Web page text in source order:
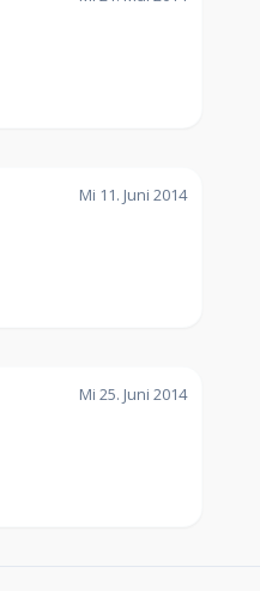
Mi 11. Juni 2014
Mi 25. Juni 2014